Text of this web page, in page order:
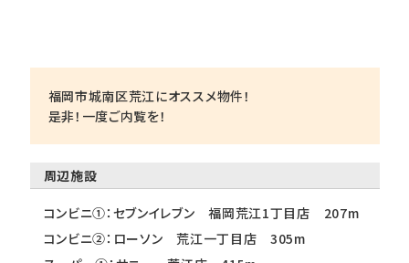
福岡市城南区荒江にオススメ物件！
是非！一度ご内覧を！
周辺施設
コンビニ①：セブンイレブン 福岡荒江1丁目店 207m
コンビニ②：ローソン 荒江一丁目店 305m